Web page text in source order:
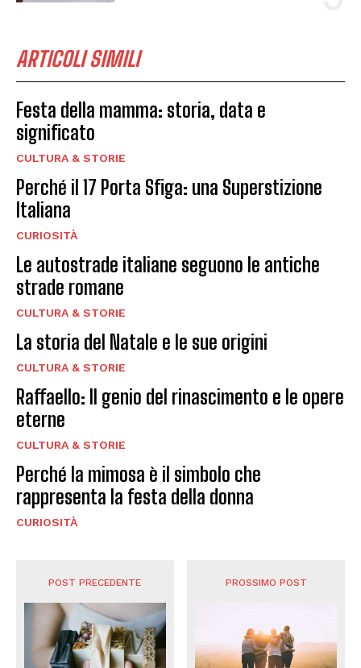
ARTICOLI SIMILI
Festa della mamma: storia, data e
significato
CULTURA & STORIE
Perché il 17 Porta Sfiga: una Superstizione
Italiana
CURIOSITÀ
Le autostrade italiane seguono le antiche
strade romane
CULTURA & STORIE
La storia del Natale e le sue origini
CULTURA & STORIE
Raffaello: Il genio del rinascimento e le opere
eterne
CULTURA & STORIE
Perché la mimosa è il simbolo che
rappresenta la festa della donna
CURIOSITÀ
POST PRECEDENTE PROSSIMO POST